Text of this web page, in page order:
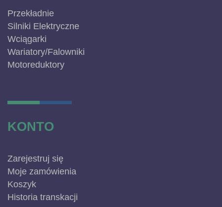
Przekładnie
Silniki Elektryczne
Wciągarki
Wariatory/Falowniki
Motoreduktory
KONTO
Zarejestruj się
Moje zamówienia
Koszyk
Historia transkacji